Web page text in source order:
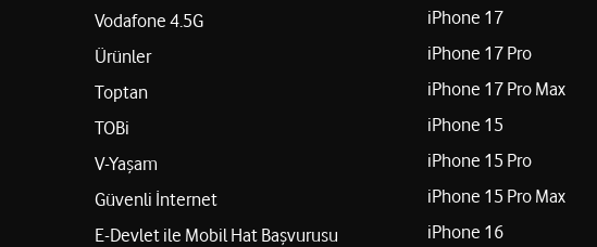
Vodafone 4.5G
Ürünler
Toptan
TOBi
V-Yaşam
Güvenli İnternet
E-Devlet ile Mobil Hat Başvurusu
iPhone 17
iPhone 17 Pro
iPhone 17 Pro Max
iPhone 15
iPhone 15 Pro
iPhone 15 Pro Max
iPhone 16